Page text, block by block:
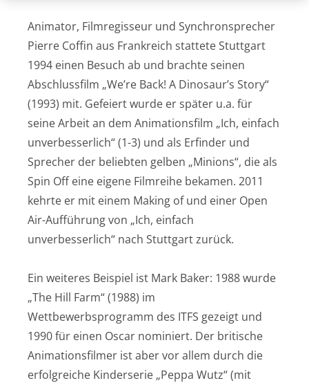
Animator, Filmregisseur und Synchronsprecher
Pierre Coffin aus Frankreich stattete Stuttgart
1994 einen Besuch ab und brachte seinen
Abschlussfilm „We’re Back! A Dinosaur’s Story“
(1993) mit. Gefeiert wurde er später u.a. für
seine Arbeit an dem Animationsfilm „Ich, einfach
unverbesserlich“ (1-3) und als Erfinder und
Sprecher der beliebten gelben „Minions“, die als
Spin Off eine eigene Filmreihe bekamen. 2011
kehrte er mit einem Making of und einer Open
Air-Aufführung von „Ich, einfach
unverbesserlich“ nach Stuttgart zurück.
Ein weiteres Beispiel ist Mark Baker: 1988 wurde
„The Hill Farm“ (1988) im
Wettbewerbsprogramm des ITFS gezeigt und
1990 für einen Oscar nominiert. Der britische
Animationsfilmer ist aber vor allem durch die
erfolgreiche Kinderserie „Peppa Wutz“ (mit